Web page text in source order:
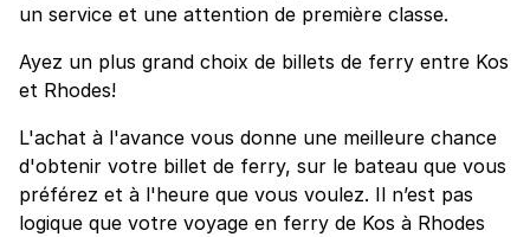
un service et une attention de première classe.
Ayez un plus grand choix de billets de ferry entre Kos
et Rhodes!
L'achat à l'avance vous donne une meilleure chance
d'obtenir votre billet de ferry, sur le bateau que vous
préférez et à l'heure que vous voulez. Il n’est pas
logique que votre voyage en ferry de Kos à Rhodes